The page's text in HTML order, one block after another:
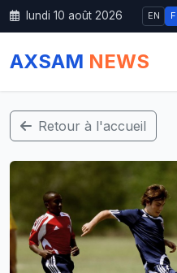
lundi 10 août 2026 EN
AXSAM NEWS
Retour à l'accueil